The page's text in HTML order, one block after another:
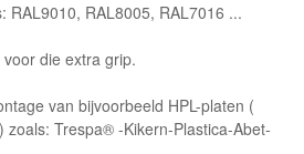
RAL9010, RAL8005, RAL7016 ...
die extra grip.
van bijvoorbeeld HPL-platen (
zoals: Trespa® -Kikern-Plastica-Abet-